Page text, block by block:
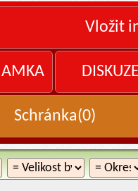
Vložit
Schránka(0)